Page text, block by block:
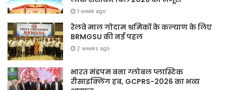
1 week ago
रेलवे माल गोदाम श्रमिकों के कल्याण के लिए
BRMGSU की नई पहल
2 weeks ago
भारत मंडपम बना ग्लोबल प्लास्टिक
रीसाइक्लिंग हब, GCPRS-2026 का भव्य